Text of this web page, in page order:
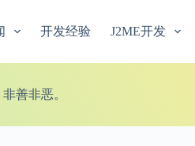
开发经验 J2ME开发
善非恶。